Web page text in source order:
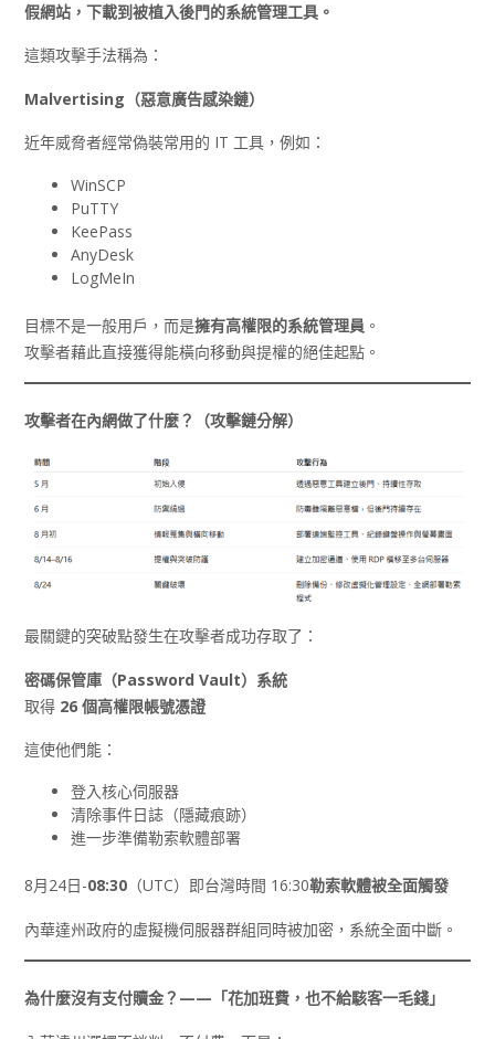
假網站，下載到被植入後門的系統管理工具。
這類攻擊手法稱為：
Malvertising （惡意廣告感染鏈）
近年威脅者經常偽裝常用的 IT 工具，例如：
WinSCP
PuTTY
KeePass
AnyDesk
LogMeIn
目標不是一般用戶，而是擁有高權限的系統管理員 。
攻擊者藉此直接獲得能橫向移動與提權的絕佳起點。
攻擊者在內網做了什麼？（攻擊鏈分解）
最關鍵的突破點發生在攻擊者成功存取了：
密碼保管庫（Password Vault）系統
取得 26 個高權限帳號憑證
這使他們能：
登入核心伺服器
清除事件日誌（隱藏痕跡）
進一步準備勒索軟體部署
8月24日-08:30 （UTC）即台灣時間 16:30勒索軟體被全面觸發
內華達州政府的虛擬機伺服器群組同時被加密，系統全面中斷。
為什麼沒有支付贖金？—— 「花加班費，也不給駭客一毛錢」